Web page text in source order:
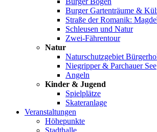
Burger Gartenträume &
Straße der Romanik:
Schleusen und Natur
Zwei-Fährentour
Natur
Naturschutzgebiet
Niegripper & Parchauer See
Angeln
Kinder & Jugend
Spielplätze
Skateranlage
Veranstaltungen
Höhepunkte
Stadthalle